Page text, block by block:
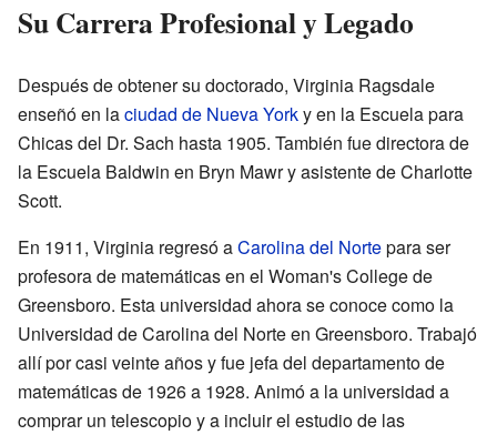
Su Carrera Profesional y Legado
Después de obtener su doctorado, Virginia Ragsdale
enseñó en laciudad de Nueva Yorky en la Escuela para
Chicas del Dr. Sach hasta 1905. También fue directora de
la Escuela Baldwin en Bryn Mawr y asistente de Charlotte
Scott.
En 1911, Virginia regresó aCarolina del Nortepara ser
profesora de matemáticas en el Woman's College de
Greensboro. Esta universidad ahora se conoce como la
Universidad de Carolina del Norte en Greensboro. Trabajó
allí por casi veinte años y fue jefa del departamento de
matemáticas de 1926 a 1928. Animó a la universidad a
comprar un telescopio y a incluir el estudio de las